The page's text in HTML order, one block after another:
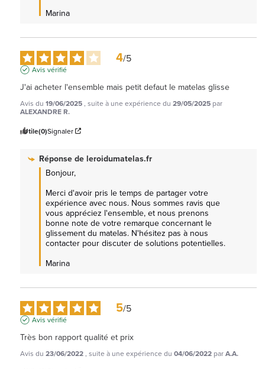
Marina
4/5
Avis vérifié
J'ai acheter l'ensemble mais petit defaut le matelas glisse
Avis du 19/06/2025, suite à une expérience du 29/05/2025 par
ALEXANDRE R.
Utile(0)Signaler
Réponse deleroidumatelas.fr
Bonjour,
Merci d'avoir pris le temps de partager votre
expérience avec nous. Nous sommes ravis que
vous appréciez l'ensemble, et nous prenons
bonne note de votre remarque concernant le
glissement du matelas. N'hésitez pas à nous
contacter pour discuter de solutions potentielles.
Marina
5/5
Avis vérifié
Très bon rapport qualité et prix
Avis du 23/06/2022, suite à une expérience du 04/06/2022 parA.A.